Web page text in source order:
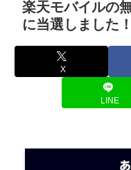
楽天モバイルの
に当選しました！
X
LINE